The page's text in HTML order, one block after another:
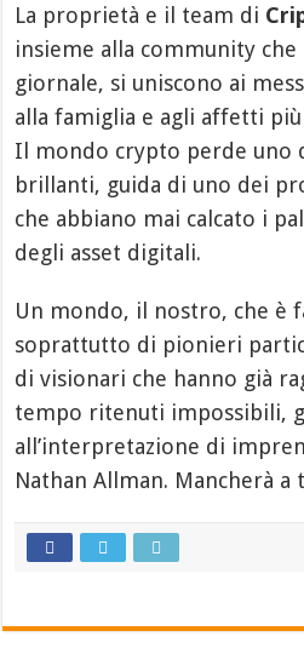
La proprietà e il team di
insieme alla community
giornale, si uniscono ai
alla famiglia e agli affetti
Il mondo crypto perde uno
brillanti, guida di uno dei
che abbiano mai calcato i
degli asset digitali.
Un mondo, il nostro, che è
soprattutto di pionieri
di visionari che hanno già
tempo ritenuti impossibili,
all’interpretazione di
Nathan Allman. Mancherà a